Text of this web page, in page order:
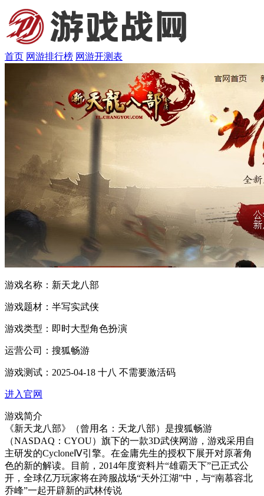
首页 网游排行榜 网游开测表
游戏名称： 新天龙八部
游戏题材： 半写实武侠
游戏类型： 即时大型角色扮演
运营公司： 搜狐畅游
游戏测试： 2025-04-18 十八 不需要激活码
进入官网
游戏简介
《新天龙八部》（曾用名：天龙八部）是搜狐畅游
（NASDAQ：CYOU）旗下的一款3D武侠网游，游戏采用自
主研发的CycloneⅣ引擎。在金庸先生的授权下展开对原著角
色的新的解读。目前，2014年度资料片“雄霸天下”已正式公
开，全球亿万玩家将在跨服战场“天外江湖”中，与“南慕容北
乔峰”一起开辟新的武林传说